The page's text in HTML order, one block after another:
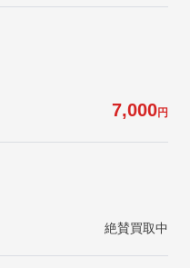
7,000円
絶賛買取中